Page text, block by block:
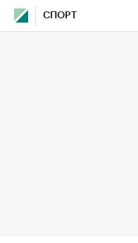
СПОРТ